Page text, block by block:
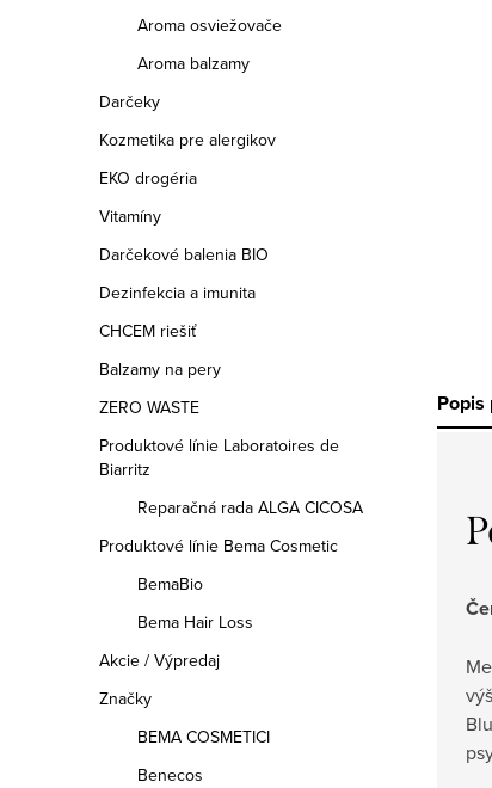
l
Aroma osviežovače
Aroma balzamy
Darčeky
Kozmetika pre alergikov
EKO drogéria
Vitamíny
Darčekové balenia BIO
Dezinfekcia a imunita
CHCEM riešiť
Balzamy na pery
ZERO WASTE
Produktové línie Laboratoires de
Biarritz
Reparačná rada ALGA CICOSA
Produktové línie Bema Cosmetic
BemaBio
Bema Hair Loss
Akcie / Výpredaj
Značky
BEMA COSMETICI
Benecos